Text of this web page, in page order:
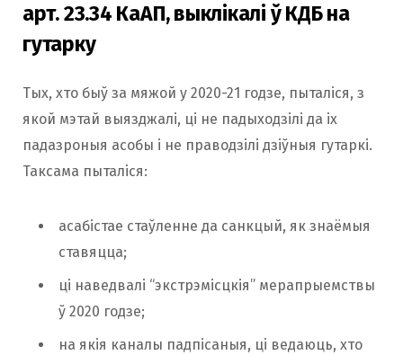
арт. 23.34 КаАП, выклікалі ў КДБ на
гутарку
Тых, хто быў за мяжой у 2020-21 годзе, пыталіся, з
якой мэтай выязджалі, ці не падыходзілі да іх
падазроныя асобы і не праводзілі дзіўныя гутаркі.
Таксама пыталіся:
асабістае стаўленне да санкцый, як знаёмыя
ставяцца;
ці наведвалі “экстрэмісцкія” мерапрыемствы
ў 2020 годзе;
на якія каналы падпісаныя, ці ведаюць, хто